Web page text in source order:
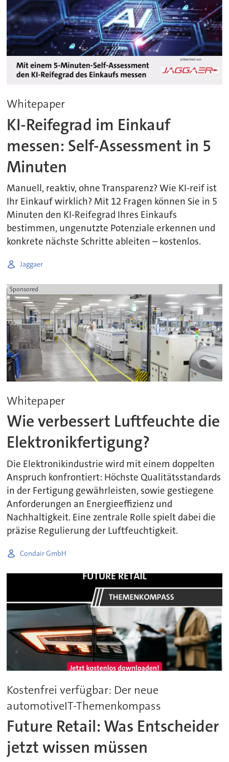
Whitepaper
KI-Reifegrad im Einkauf
messen: Self-Assessment in 5
Minuten
Manuell, reaktiv, ohne Transparenz? Wie KI-reif ist
Ihr Einkauf wirklich? Mit 12 Fragen können Sie in 5
Minuten den KI-Reifegrad Ihres Einkaufs
bestimmen, ungenutzte Potenziale erkennen und
konkrete nächste Schritte ableiten – kostenlos.
Jaggaer
Sponsored
Whitepaper
Wie verbessert Luftfeuchte die
Elektronikfertigung?
Die Elektronikindustrie wird mit einem doppelten
Anspruch konfrontiert: Höchste Qualitätsstandards
in der Fertigung gewährleisten, sowie gestiegene
Anforderungen an Energieeffizienz und
Nachhaltigkeit. Eine zentrale Rolle spielt dabei die
präzise Regulierung der Luftfeuchtigkeit.
Condair GmbH
Kostenfrei verfügbar: Der neue
automotiveIT-Themenkompass
Future Retail: Was Entscheider
jetzt wissen müssen